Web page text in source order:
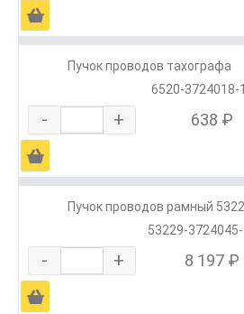
Ä
Пучок проводов тахографа
6520-3724018-
- + 638 ₽
Ä
Пучок проводов рамный
53229-
- + 8 197 ₽
Ä